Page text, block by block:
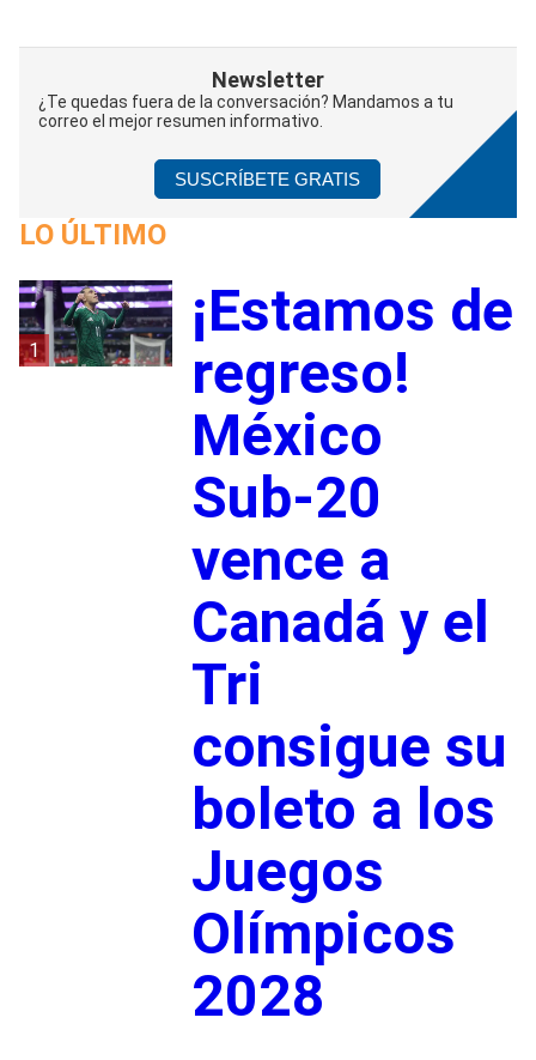
Newsletter
¿Te quedas fuera de la conversación? Mandamos a tu
correo el mejor resumen informativo.
SUSCRÍBETE GRATIS
LO ÚLTIMO
1
¡Estamos de
regreso!
México
Sub-20
vence a
Canadá y el
Tri
consigue su
boleto a los
Juegos
Olímpicos
2028